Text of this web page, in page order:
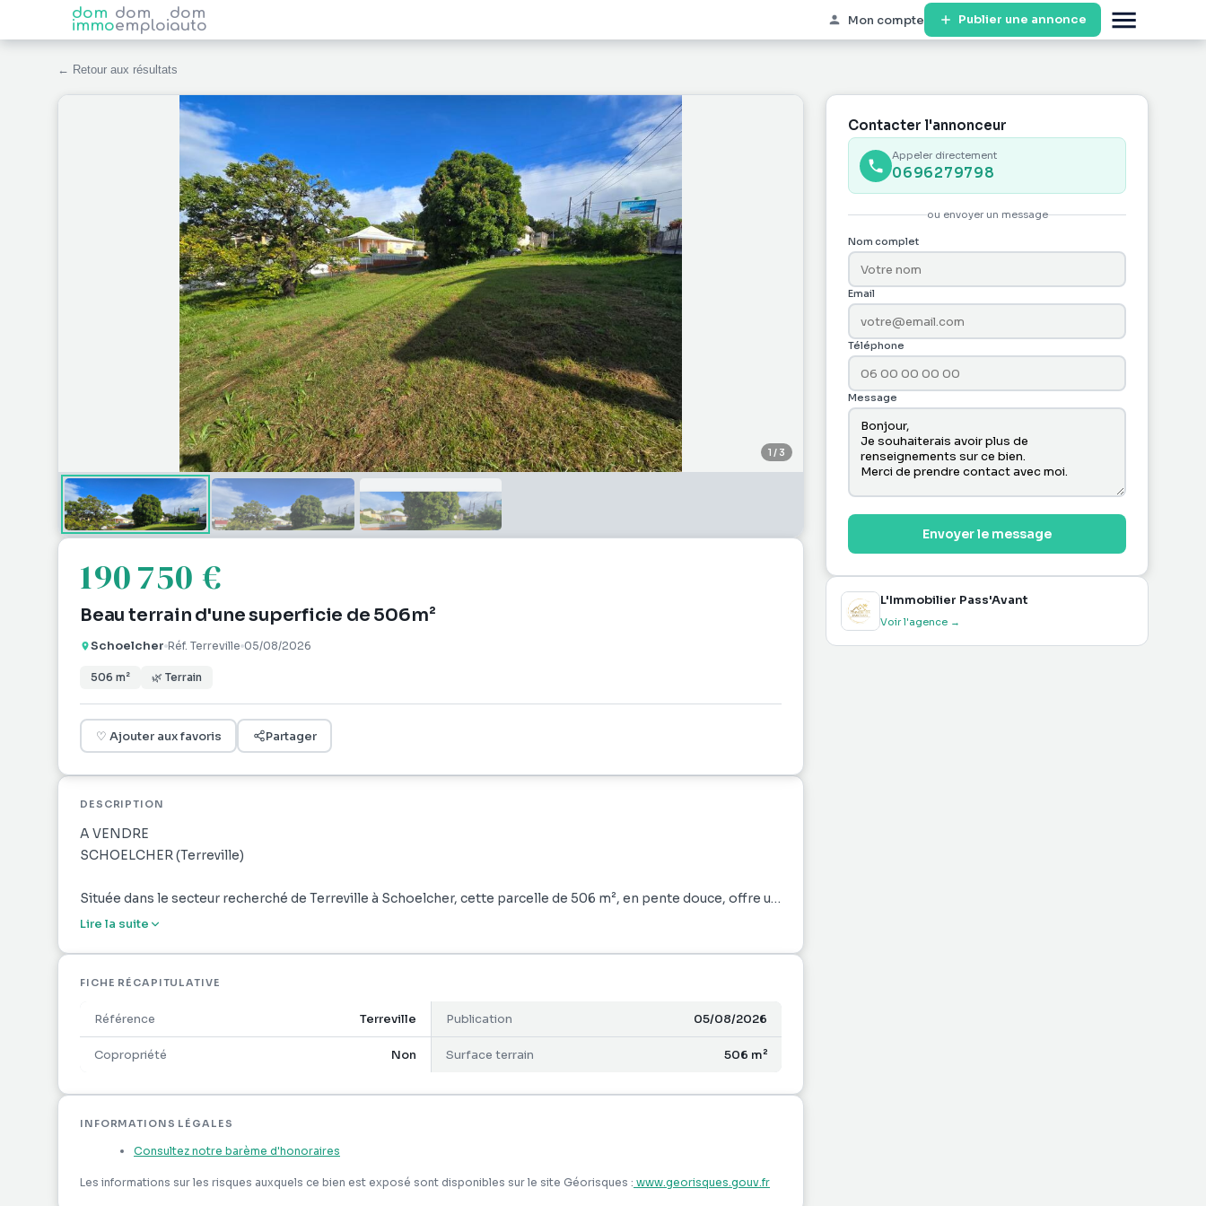
dom
immo
dom
emploi
dom
auto Mon compte Publier une annonce
← Retour aux résultats
1 / 3
190 750 €
Beau terrain d'une superficie de 506m²
Schoelcher Réf. Terreville 05/08/2026
506 m² 🌿 Terrain
♡ Ajouter aux favoris Partager
DESCRIPTION
A VENDRE
SCHOELCHER (Terreville)
Située dans le secteur recherché de Terreville à Schoelcher, cette parcelle de 506 m², en pente douce, offre un
cadre idéal pour la construction d'une maison individuelle.
Environnement calme et résidentiel
Localisation stratégique, proche des commodités
Pour toute visite merci de contacter le 0696 27 97 98
Lire la suite
FICHE RÉCAPITULATIVE
Référence Terreville Publication 05/08/2026
Copropriété Non Surface terrain 506 m²
INFORMATIONS LÉGALES
Consultez notre barème d'honoraires
Les informations sur les risques auxquels ce bien est exposé sont disponibles sur le site Géorisques : www.georisques.gouv.fr
Contacter l'annonceur
Appeler directement
0696279798
ou envoyer un message
Nom complet
Email
Téléphone
Message
Envoyer le message
L'Immobilier Pass'Avant
Voir l'agence →